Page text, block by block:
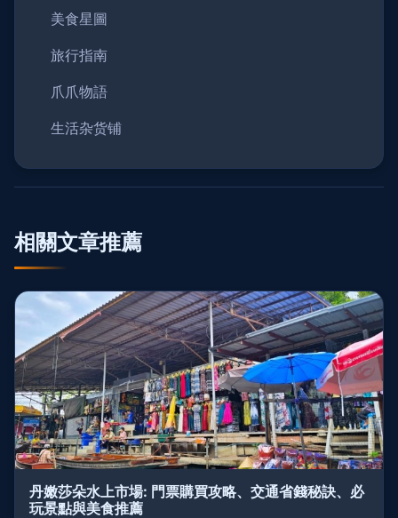
美食星圖
旅行指南
爪爪物語
生活杂货铺
相關文章推薦
丹嫩莎朵水上市場: 門票購買攻略、交通省錢秘訣、必
玩景點與美食推薦